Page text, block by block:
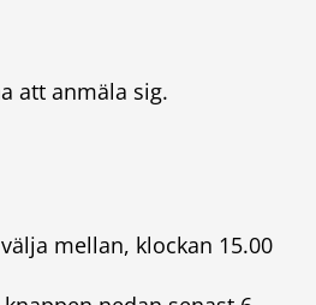
att anmäla sig.
mellan, klockan 15.00